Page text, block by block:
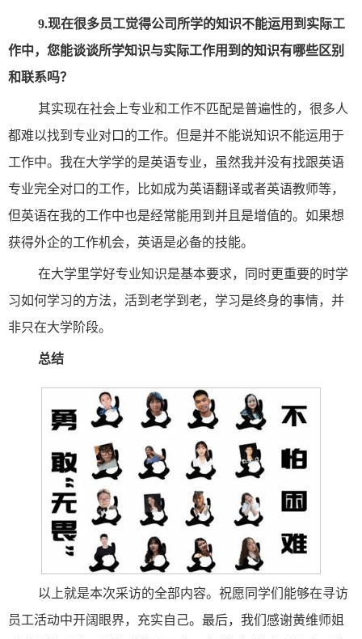
9.现在很多员工觉得公司所学的知识不能运用到实际工
作中，您能谈谈所学知识与实际工作用到的知识有哪些区别
和联系吗？
其实现在社会上专业和工作不匹配是普遍性的，很多人
都难以找到专业对口的工作。但是并不能说知识不能运用于
工作中。我在大学学的是英语专业，虽然我并没有找跟英语
专业完全对口的工作，比如成为英语翻译或者英语教师等，
但英语在我的工作中也是经常能用到并且是增值的。如果想
获得外企的工作机会，英语是必备的技能。
在大学里学好专业知识是基本要求，同时更重要的时学
习如何学习的方法，活到老学到老，学习是终身的事情，并
非只在大学阶段。
总结
以上就是本次采访的全部内容。祝愿同学们能够在寻访
员工活动中开阔眼界，充实自己。最后，我们感谢黄维师姐